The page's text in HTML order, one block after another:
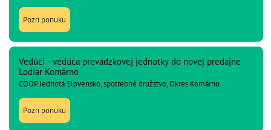
Pozri ponuku
Vedúci - vedúca prevádzkovej jednotky do novej predajne
Lodiar Komárno
COOP Jednota Slovensko, spotrebné družstvo, Okres Komárno
Pozri ponuku